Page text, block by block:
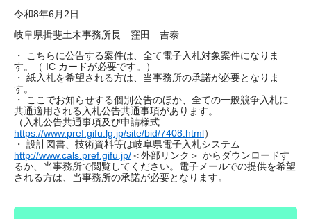
令和8年6月2日
岐阜県揖斐土木事務所長 窪田 吉泰
・ こちらに公告する案件は、全て電子入札対象案件になりま
す。（ IC カードが必要です。）
・ 紙入札を希望される方は、当事務所の承諾が必要となりま
す。
・ ここでお知らせする個別公告のほか、全ての一般競争入札に
共通適用される入札公告共通事項があります。
（入札公告共通事項及び申請様式
https://www.pref.gifu.lg.jp/site/bid/7408.html）
・ 設計図書、技術資料等は岐阜県電子入札システム
http://www.cals.pref.gifu.jp/＜外部リンク＞ からダウンロードす
るか、当事務所で閲覧してください。電子メールでの提供を希望
される方は、当事務所の承諾が必要となります。